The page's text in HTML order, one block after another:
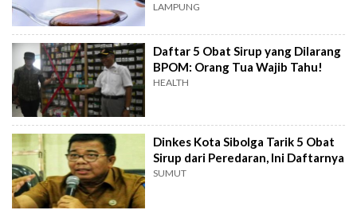
LAMPUNG
Daftar 5 Obat Sirup yang Dilarang
BPOM: Orang Tua Wajib Tahu!
HEALTH
Dinkes Kota Sibolga Tarik 5 Obat
Sirup dari Peredaran, Ini Daftarnya
SUMUT